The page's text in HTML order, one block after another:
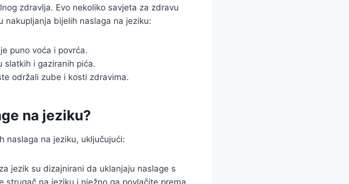
zdravlja. Evo nekoliko savjeta za zdravu
nakupljanja bijelih naslaga na jeziku:
puno voća i povrća.
slatkih i gaziranih pića.
održali zube i kosti zdravima.
na jeziku?
naslaga na jeziku, uključujući:
jezik su dizajnirani da uklanjaju naslage s